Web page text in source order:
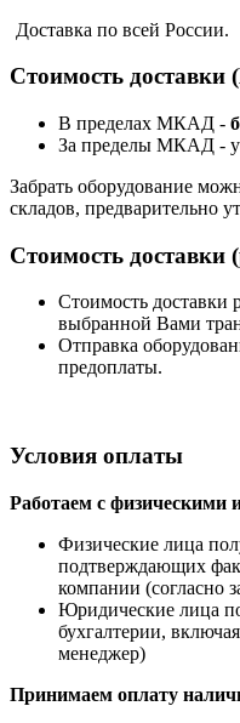
Доставка по всей России.
Стоимость
В пределах МКАД -
За пределы МКАД -
Забрать оборудование
складов, предварительно
Стоимость
Стоимость доставки
выбранной Вами
Отправка
предоплаты.
Условия оплаты
Работаем с
Физические лица
подтверждающих
компании (согласно
Юридические лица
бухгалтерии,
менеджер)
Принимаем оплату